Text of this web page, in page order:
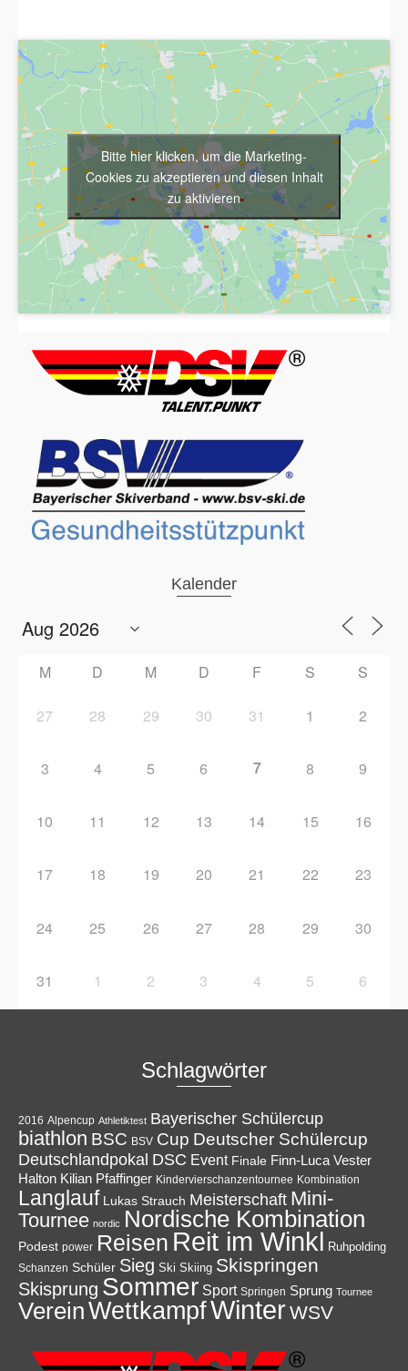
Bitte hier klicken, um die Marketing-
Cookies zu akzeptieren und diesen Inhalt
zu aktivieren
Kalender
M D M D F S S
27 28 29 30 31 1 2
3 4 5 6 7 8 9
10 11 12 13 14 15 16
17 18 19 20 21 22 23
24 25 26 27 28 29 30
31 1 2 3 4 5 6
Schlagwörter
2016 Alpencup Athletiktest Bayerischer Schülercup
biathlon BSC BSV Cup Deutscher Schülercup
Deutschlandpokal DSC Event Finale Finn-Luca Vester
Halton Kilian Pfaffinger Kindervierschanzentournee Kombination
Langlauf Lukas Strauch Meisterschaft Mini-
Tournee nordic Nordische Kombination
Podest power Reisen Reit im Winkl Ruhpolding
Schanzen Schüler Sieg Ski Skiing Skispringen
Skisprung Sommer Sport Springen Sprung Tournee
VereinWettkampfWinterWSV